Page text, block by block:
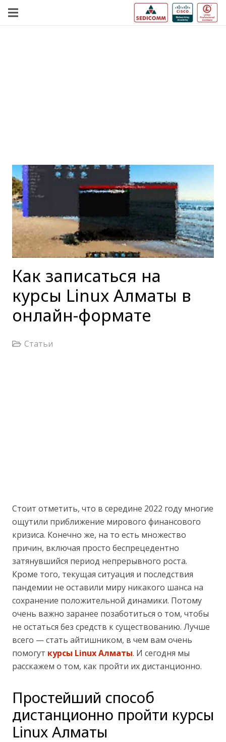
Как записаться на
курсы Linux Алматы в
онлайн-формате
Статьи
Стоит отметить, что в середине 2022 году многие
ощутили приближение мирового финансового
кризиса. Конечно же, на то есть множество
причин, включая просто беспрецедентно
затянувшийся период непрерывного роста.
Кроме того, текущая ситуация и последствия
пандемии не оставили миру никакого шанса на
сохранение положительной динамики. Потому
очень важно заранее позаботиться о том, чтобы
не остаться без средств к существованию. Лучше
всего — стать айтишником, в чем вам очень
помогут курсы Linux Алматы. И сегодня мы
расскажем о том, как пройти их дистанционно.
Простейший способ
дистанционно пройти курсы
Linux Алматы